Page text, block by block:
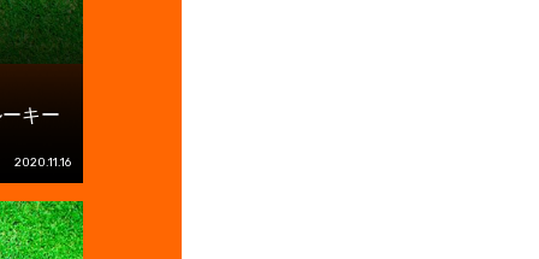
キー
2020.11.16